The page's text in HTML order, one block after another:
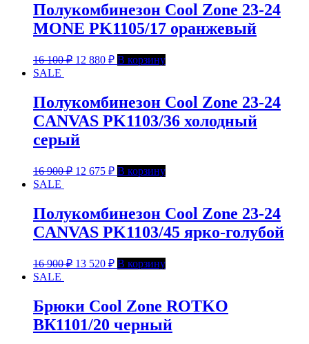
Полукомбинезон Cool Zone 23-24
MONE PK1105/17 оранжевый
16 100₽ 12 880 ₽ В корзину
SALE
Полукомбинезон Cool Zone 23-24
CANVAS PK1103/36 холодный
серый
16 900₽ 12 675 ₽ В корзину
SALE
Полукомбинезон Cool Zone 23-24
CANVAS PK1103/45 ярко-голубой
16 900₽ 13 520 ₽ В корзину
SALE
Брюки Cool Zone ROTKO
ВК1101/20 черный